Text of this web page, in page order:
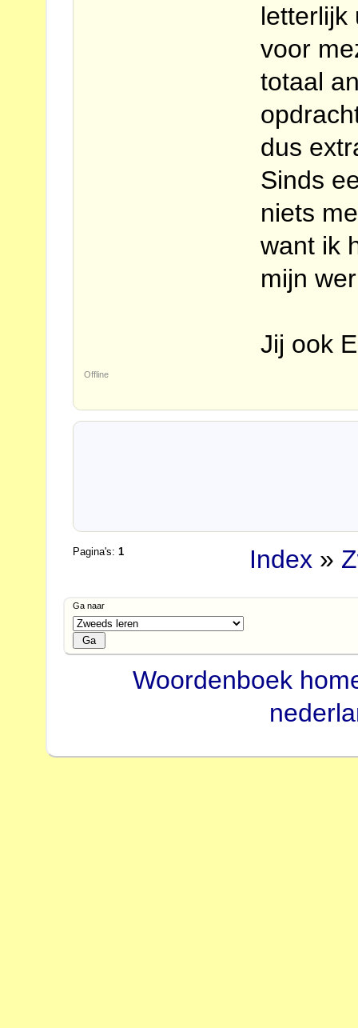
letterlijk
voor
totaal
dus
Sinds
niets
want ik
mijn
Jij ook
Offline
Pagina's:1 Index »
Ga naar
Woordenboek